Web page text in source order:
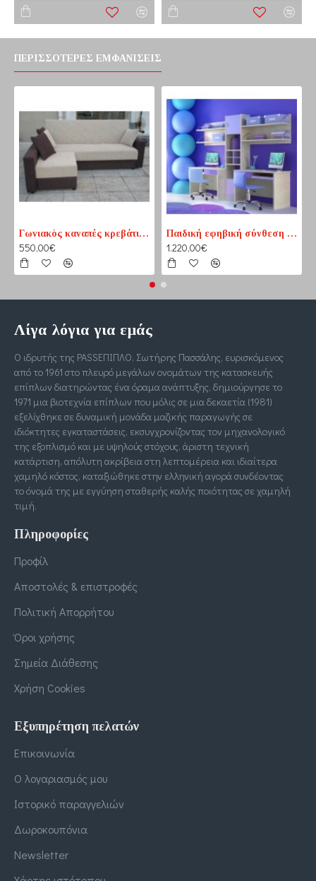
ΠΕΡΙΣΣΌΤΕΡΕΣ ΕΜΦΑΝΊΣΕΙΣ
Γωνιακός καναπές κρεβάτι No1 καφέ-εκρού (PASS1) 210 cm x 165 cm
550,00€
Παιδική εφηβική σύνθεση βιβλιοθηκών για δύο παιδιά
1.220,00€
Λίγα λόγια για εμάς
Ο ιδρυτής της PASSΕΠΙΠΛΟ, Σωτήρης Πασσάλης, ευρισκόμενος
από το 1961 στο πλευρό μεγάλων ονομάτων της κατασκευής
επίπλων διατηρώντας ένα όραμα ανάπτυξης, δημιούργησε το
1971 μια βιοτεχνία επίπλων που μόλις σε μια δεκαετία (1981)
εξελίχθηκε σε δυναμική μονάδα μαζικής παραγωγής σε
ιδιόκτητες εγκαταστάσεις, εκσυγχρονίζοντας τον μηχανολογικό
της εξοπλισμό και με υψηλούς στόχους, άριστη τεχνική
κατάρτιση, απόλυτη ακρίβεια στη λεπτομέρεια και ιδιαίτερα
χαμηλό κόστος, καταξιώθηκε στην ελληνική αγορά συνδέοντας
το όνομά της με εγγύηση σταθερής καλής ποιότητας σε χαμηλή
τιμή.
Πληροφορίες
Προφίλ
Αποστολές & επιστροφές
Πολιτική Απορρήτου
Όροι χρήσης
Σημεία Διάθεσης
Χρήση Cookies
Εξυπηρέτηση πελατών
Επικοινωνία
Ο λογαριασμός μου
Ιστορικό παραγγελιών
Δωροκουπόνια
Newsletter